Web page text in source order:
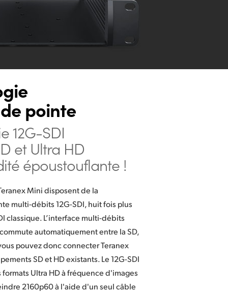
pointe
12G-SDI
et Ultra HD
époustouflante !
Mini disposent de la
multi-débits 12G-SDI, huit fois plus
classique. L’interface multi-débits
automatiquement entre la SD,
pouvez donc connecter Teranex
SD et HD existants. Le 12G-SDI
Ultra HD à fréquence d'images
2160p60 à l'aide d'un seul câble